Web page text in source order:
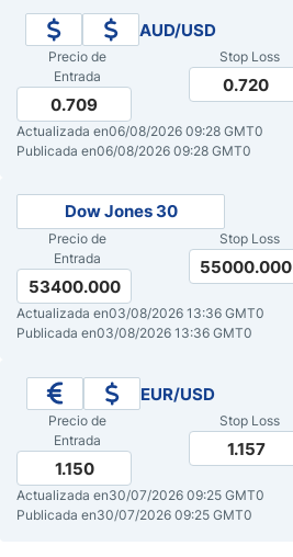
AUD/USD
Precio de
Entrada
0.709
Stop Loss
0.720
Actualizada en06/08/2026 09:28 GMT0
Publicada en06/08/2026 09:28 GMT0
Dow Jones 30
Precio de
Entrada
53400.000
Stop Loss
55000.000
Actualizada en03/08/2026 13:36 GMT0
Publicada en03/08/2026 13:36 GMT0
EUR/USD
Precio de
Entrada
1.150
Stop Loss
1.157
Actualizada en30/07/2026 09:25 GMT0
Publicada en30/07/2026 09:25 GMT0